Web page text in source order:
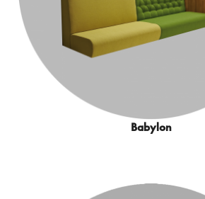
Babylon